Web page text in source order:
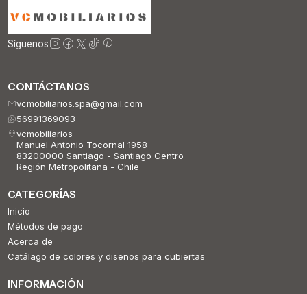
Síguenos
CONTÁCTANOS
vcmobiliarios.spa@gmail.com
56991369093
vcmobiliarios
Manuel Antonio Tocornal 1958
83200000 Santiago - Santiago Centro
Región Metropolitana - Chile
CATEGORÍAS
Inicio
Métodos de pago
Acerca de
Catálago de colores y diseños para cubiertas
INFORMACIÓN